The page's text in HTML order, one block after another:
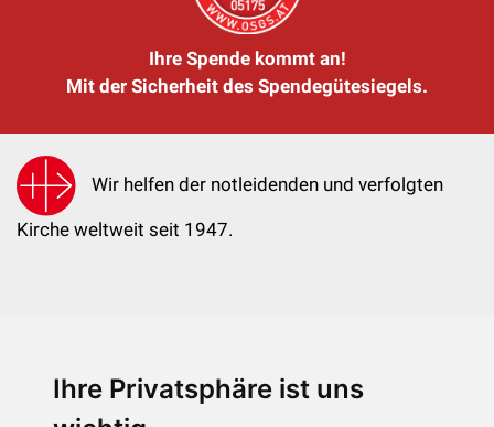
Ihre Privatsphäre ist uns
Ihre Spende kommt an!
Mit der Sicherheit des Spendegütesiegels.
Wir helfen der notleidenden und verfolgten
Kirche weltweit seit 1947.
KIRCHE IN NOT - Österreich